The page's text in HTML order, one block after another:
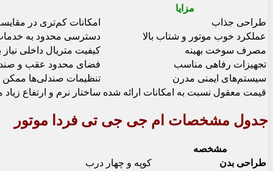
مزایا
طراحی جذاب
امکانات کم‌تری در
عملکرد خوب موتور و شتاب بالا
دسترسی محدود به
مصرف سوخت بهینه
کیفیت متریال داخلی نیاز
تجهیزات رفاهی مناسب
فضای محدود عقب و
سیستم‌های ایمنی مدرن
تنظیمات صندلی‌ها ممکن
قیمت معقول نسبت به امکانات ارائه شده ساختار نرم و ارتفاع
جدول مشخصات ام جی جی تی فردا موتور
مشخصه
طراحی بدن
کوپه و چهار درب